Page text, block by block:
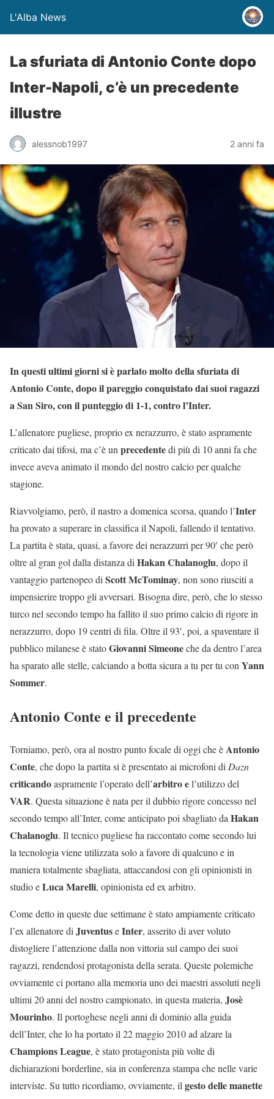
L'Alba News
La sfuriata di Antonio Conte dopo
Inter-Napoli, c’è un precedente
illustre
alessnob1997 2 anni fa
In questi ultimi giorni si è parlato molto della sfuriata di
Antonio Conte, dopo il pareggio conquistato dai suoi ragazzi
a San Siro, con il punteggio di 1-1, contro l’Inter.
L’allenatore pugliese, proprio ex nerazzurro, è stato aspramente
criticato dai tifosi, ma c’è un precedentedi più di 10 anni fa che
invece aveva animato il mondo del nostro calcio per qualche
stagione.
Riavvolgiamo, però, il nastro a domenica scorsa, quando l’Inter
ha provato a superare in classifica il Napoli, fallendo il tentativo.
La partita è stata, quasi, a favore dei nerazzurri per 90′ che però
oltre al gran gol dalla distanza di HakanChalanoglu, dopo il
vantaggio partenopeo di Scott McTominay, non sono riusciti a
impensierire troppo gli avversari. Bisogna dire, però, che lo stesso
turco nel secondo tempo ha fallito il suo primo calcio di rigore in
nerazzurro, dopo 19 centri di fila. Oltre il 93′, poi, a spaventare il
pubblico milanese è statoGiovanniSimeoneche da dentro l’area
ha sparato alle stelle, calciando a botta sicura a tu per tu con Yann
Sommer.
Antonio Conte e il precedente
Torniamo, però, ora al nostro punto focale di oggi che èAntonio
Conte, che dopo la partita si è presentato ai microfoni diDazn
criticandoaspramente l’operato dell’arbitro el’utilizzo del
VAR. Questa situazione è nata per il dubbio rigore concesso nel
secondo tempo all’Inter, come anticipato poi sbagliato daHakan
Chalanoglu. Il tecnico pugliese ha raccontato come secondo lui
la tecnologia viene utilizzata solo a favore di qualcuno e in
maniera totalmente sbagliata, attaccandosi con gli opinionisti in
studio eLucaMarelli, opinionista ed ex arbitro.
Come detto in queste due settimane è stato ampiamente criticato
l’ex allenatore diJuventuseInter, asserito di aver voluto
distogliere l’attenzione dalla non vittoria sul campo dei suoi
ragazzi, rendendosi protagonista della serata. Queste polemiche
ovviamente ci portano alla memoria uno dei maestri assoluti negli
ultimi 20 anni del nostro campionato, in questa materia, Josè
Mourinho. Il portoghese negli anni di dominio alla guida
dell’Inter, che lo ha portato il 22 maggio 2010 ad alzare la
ChampionsLeague, è stato protagonista più volte di
dichiarazioni borderline, sia in conferenza stampa che nelle varie
interviste. Su tutto ricordiamo, ovviamente, ilgestodellemanette